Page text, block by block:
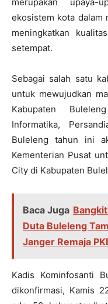
ekosistem kota dalam
meningkatkan
setempat.
Sebagai salah satu
untuk mewujudkan
Kabupaten
Informatika,
Buleleng tahun ini
Kementerian Pusat
City di Kabupaten
Baca Juga
Duta Buleleng
Janger Remaja
Kadis Kominfosanti
dikonfirmasi, Kamis